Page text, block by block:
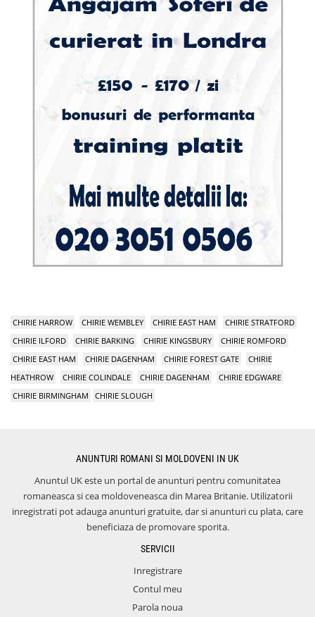
CHIRIE HARROW CHIRIE WEMBLEY CHIRIE EAST HAM
CHIRIE STRATFORD
CHIRIE ILFORD
CHIRIE BARKING CHIRIE KINGSBURY
CHIRIE ROMFORD
CHIRIE EAST HAM
CHIRIE DAGENHAM CHIRIE FOREST GATE
CHIRIE
HEATHROW
CHIRIE COLINDALE CHIRIE DAGENHAM
CHIRIE EDGWARE
CHIRIE BIRMINGHAM
CHIRIE SLOUGH
ANUNTURI ROMANI SI MOLDOVENI IN UK
Anuntul UK este un portal de anunturi pentru comunitatea
romaneasca si cea moldoveneasca din Marea Britanie. Utilizatorii
inregistrati pot adauga anunturi gratuite, dar si anunturi cu plata, care
beneficiaza de promovare sporita.
SERVICII
Inregistrare
Contul meu
Parola noua